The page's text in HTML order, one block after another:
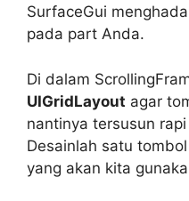
SurfaceGui
pada part Anda.
Di dalam
UIGridLayout agar
nantinya tersusun
Desainlah satu
yang akan kita